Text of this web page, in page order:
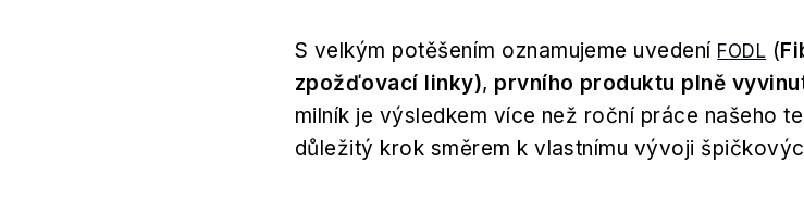
S velkým potěšením oznamujeme uvedení FODL (
zpožďovací linky), prvního produktu plně
milník je výsledkem více než roční práce našeho
důležitý krok směrem k vlastnímu vývoji